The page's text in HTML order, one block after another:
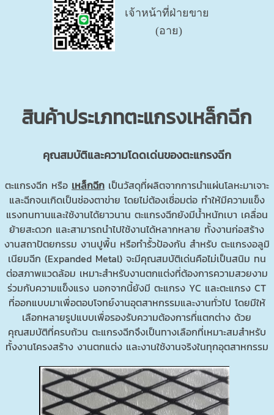
เจ้าหน้าที่ฝ่ายขาย
(อาย)
สินค้าประเภทตะแกรงเหล็กฉีก
คุณสมบัติและความโดดเด่นของตะแกรงฉีก
ตะแกรงฉีก หรือ เหล็กฉีกเป็นวัสดุที่ผลิตจากการนำแผ่นโลหะมาเจาะ
และฉีกจนเกิดเป็นช่องตาข่าย โดยไม่ต้องเชื่อมต่อ ทำให้มีความแข็ง
แรงทนทานและใช้งานได้ยาวนาน ตะแกรงฉีกยังมีน้ำหนักเบา เคลื่อน
ย้ายสะดวก และสามารถนำไปใช้งานได้หลากหลาย ทั้งงานก่อสร้าง
งานสถาปัตยกรรม งานปูพื้น หรือทำรั้วป้องกัน สำหรับ ตะแกรงอลูมิ
เนียมฉีก (Expanded Metal) จะมีคุณสมบัติเด่นคือไม่เป็นสนิม ทน
ต่อสภาพแวดล้อม เหมาะสำหรับงานตกแต่งที่ต้องการความสวยงาม
ร่วมกับความแข็งแรง นอกจากนี้ยังมี ตะแกรง YC และตะแกรง CT
ที่ออกแบบมาเพื่อตอบโจทย์งานอุตสาหกรรมและงานทั่วไป โดยมีให้
เลือกหลายรูปแบบเพื่อรองรับความต้องการที่แตกต่าง ด้วย
คุณสมบัติที่ครบถ้วน ตะแกรงฉีกจึงเป็นทางเลือกที่เหมาะสมสำหรับ
ทั้งงานโครงสร้าง งานตกแต่ง และงานใช้งานจริงในทุกอุตสาหกรรม